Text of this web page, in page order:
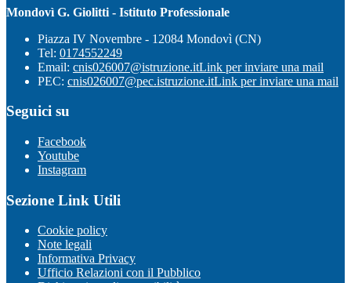
Mondovì G. Giolitti - Istituto Professionale
Piazza IV Novembre - 12084 Mondovì (CN)
Tel: 0174552249
Email: cnis026007@istruzione.itLink per inviare una mail
PEC: cnis026007@pec.istruzione.itLink per inviare una mail
Seguici su
Facebook
Youtube
Instagram
Sezione Link Utili
Cookie policy
Note legali
Informativa Privacy
Ufficio Relazioni con il Pubblico